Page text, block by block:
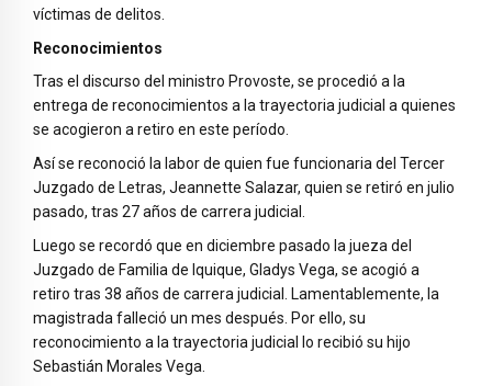
víctimas de delitos.
Reconocimientos
Tras el discurso del ministro Provoste, se procedió a la
entrega de reconocimientos a la trayectoria judicial a quienes
se acogieron a retiro en este período.
Así se reconoció la labor de quien fue funcionaria del Tercer
Juzgado de Letras, Jeannette Salazar, quien se retiró en julio
pasado, tras 27 años de carrera judicial.
Luego se recordó que en diciembre pasado la jueza del
Juzgado de Familia de Iquique, Gladys Vega, se acogió a
retiro tras 38 años de carrera judicial. Lamentablemente, la
magistrada falleció un mes después. Por ello, su
reconocimiento a la trayectoria judicial lo recibió su hijo
Sebastián Morales Vega.